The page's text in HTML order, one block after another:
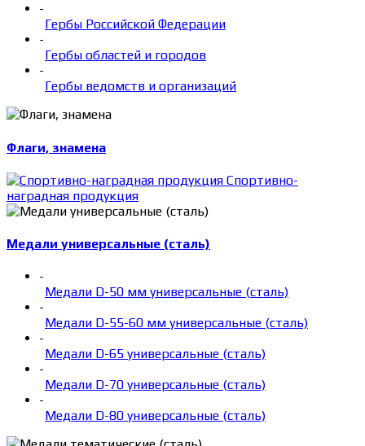
-
Гербы Российской Федерации
-
Гербы областей и городов
-
Гербы ведомств и организаций
Флаги, знамена
Спортивно-
наградная продукция
Медали универсальные (сталь)
-
Медали D-50 мм универсальные (сталь)
-
Медали D-55-60 мм универсальные (сталь)
-
Медали D-65 универсальные (сталь)
-
Медали D-70 универсальные (сталь)
-
Медали D-80 универсальные (сталь)